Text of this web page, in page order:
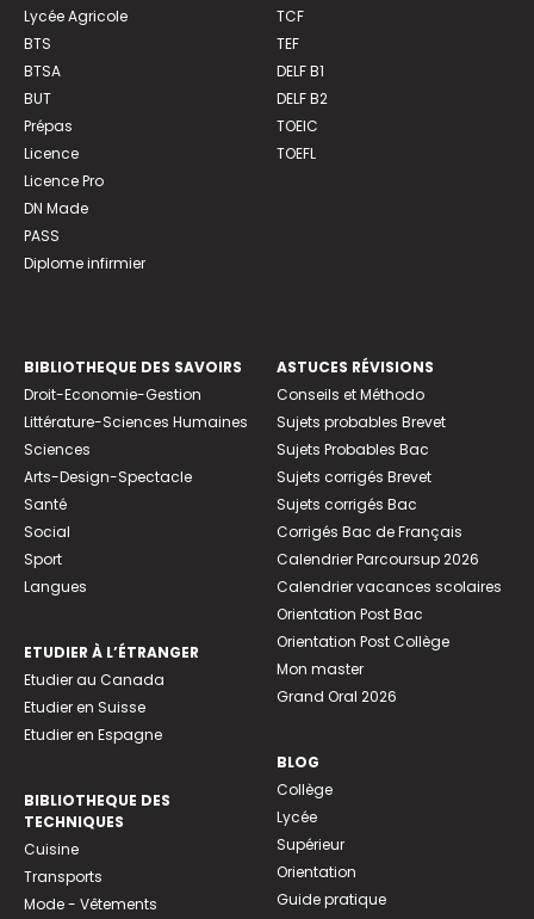
Lycée Agricole
BTS
BTSA
BUT
Prépas
Licence
Licence Pro
DN Made
PASS
Diplome infirmier
TCF
TEF
DELF B1
DELF B2
TOEIC
TOEFL
BIBLIOTHEQUE DES SAVOIRS
Droit-Economie-Gestion
Littérature-Sciences Humaines
Sciences
Arts-Design-Spectacle
Santé
Social
Sport
Langues
ETUDIER À L’ÉTRANGER
Etudier au Canada
Etudier en Suisse
Etudier en Espagne
BIBLIOTHEQUE DES
TECHNIQUES
Cuisine
Transports
Mode - Vêtements
ASTUCES RÉVISIONS
Conseils et Méthodo
Sujets probables Brevet
Sujets Probables Bac
Sujets corrigés Brevet
Sujets corrigés Bac
Corrigés Bac de Français
Calendrier Parcoursup 2026
Calendrier vacances scolaires
Orientation Post Bac
Orientation Post Collège
Mon master
Grand Oral 2026
BLOG
Collège
Lycée
Supérieur
Orientation
Guide pratique